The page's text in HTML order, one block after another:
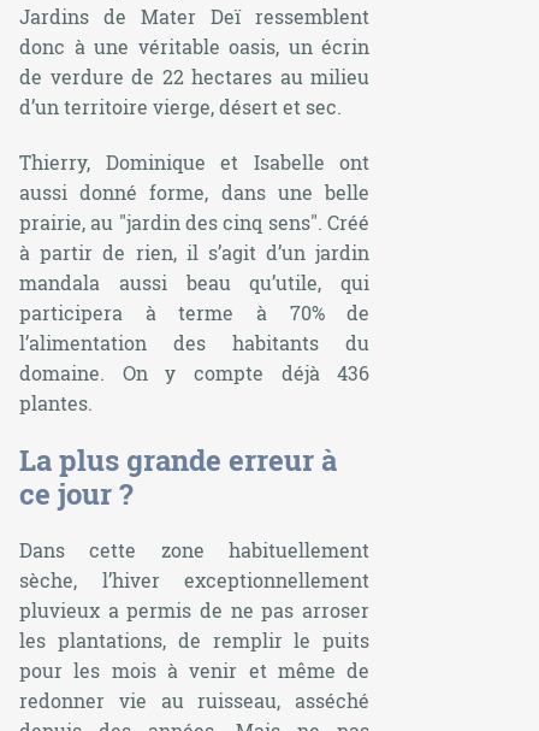
Jardins de Mater Deï ressemblent
donc à une véritable oasis, un écrin
de verdure de 22 hectares au milieu
d’un territoire vierge, désert et sec.
Thierry, Dominique et Isabelle ont
aussi donné forme, dans une belle
prairie, au "jardin des cinq sens". Créé
à partir de rien, il s’agit d’un jardin
mandala aussi beau qu’utile, qui
participera à terme à 70% de
l’alimentation des habitants du
domaine. On y compte déjà 436
plantes.
La plus grande erreur à
ce jour ?
Dans cette zone habituellement
sèche, l’hiver exceptionnellement
pluvieux a permis de ne pas arroser
les plantations, de remplir le puits
pour les mois à venir et même de
redonner vie au ruisseau, asséché